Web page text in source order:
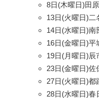
8日(木曜日)田
13日(火曜日)二
14日(水曜日)南
16日(金曜日)平
19日(月曜日)辰
23日(金曜日)佐
27日(火曜日)都
28日(水曜日)春